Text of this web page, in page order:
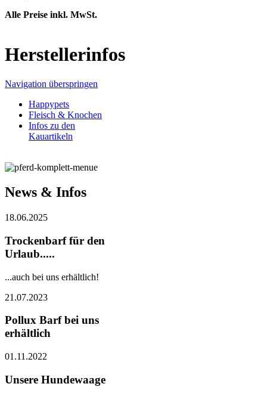
Alle Preise inkl. MwSt.
Herstellerinfos
Navigation überspringen
Happypets
Fleisch & Knochen
Infos zu den
Kauartikeln
News & Infos
18.06.2025
Trockenbarf für den
Urlaub.....
...auch bei uns erhältlich!
21.07.2023
Pollux Barf bei uns
erhältlich
01.11.2022
Unsere Hundewaage